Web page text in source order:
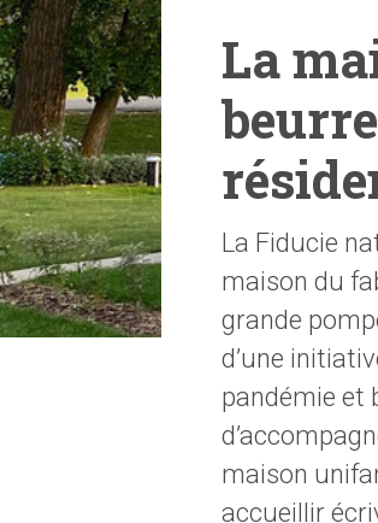
La
La Fiducie
maison du
grande
d’une
pandémie et
maison
accueillir